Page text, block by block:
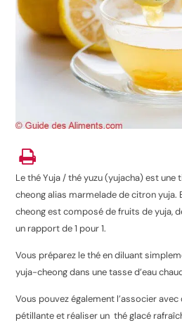
Le thé Yuja / thé yuzu (yujacha) est une
cheong alias marmelade de citron yuja.
cheong est composé de fruits de yuja,
un rapport de 1 pour 1.
Vous préparez le thé en diluant
yuja-cheong dans une tasse d’eau
Vous pouvez également l’associer avec
pétillante et réaliser un thé glacé